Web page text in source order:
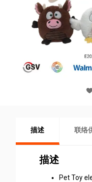
描述 联络
描述
Pet Toy